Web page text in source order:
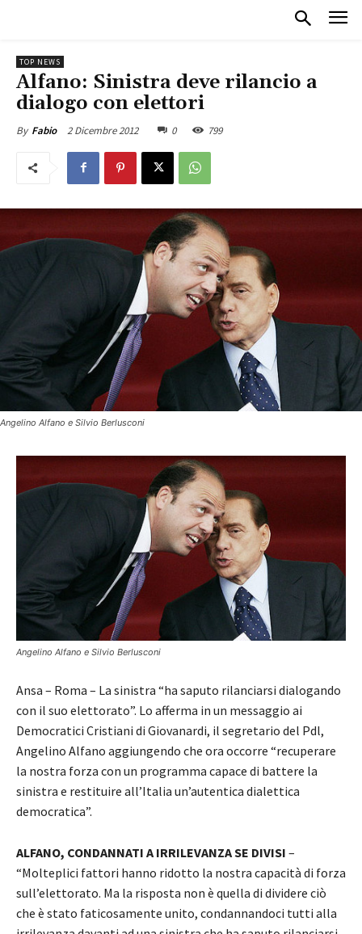
TOP NEWS
Alfano: Sinistra deve rilancio a
dialogo con elettori
By Fabio 2 Dicembre 2012 0 799
Angelino Alfano e Silvio Berlusconi
Angelino Alfano e Silvio Berlusconi
Ansa – Roma – La sinistra “ha saputo rilanciarsi dialogando
con il suo elettorato”. Lo afferma in un messaggio ai
Democratici Cristiani di Giovanardi, il segretario del Pdl,
Angelino Alfano aggiungendo che ora occorre “recuperare
la nostra forza con un programma capace di battere la
sinistra e restituire all’Italia un’autentica dialettica
democratica”.
ALFANO, CONDANNATI A IRRILEVANZA SE DIVISI –
“Molteplici fattori hanno ridotto la nostra capacità di forza
sull’elettorato. Ma la risposta non è quella di dividere ciò
che è stato faticosamente unito, condannandoci tutti alla